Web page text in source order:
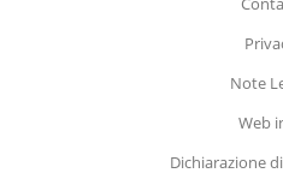
Note
Web
Dichiarazione